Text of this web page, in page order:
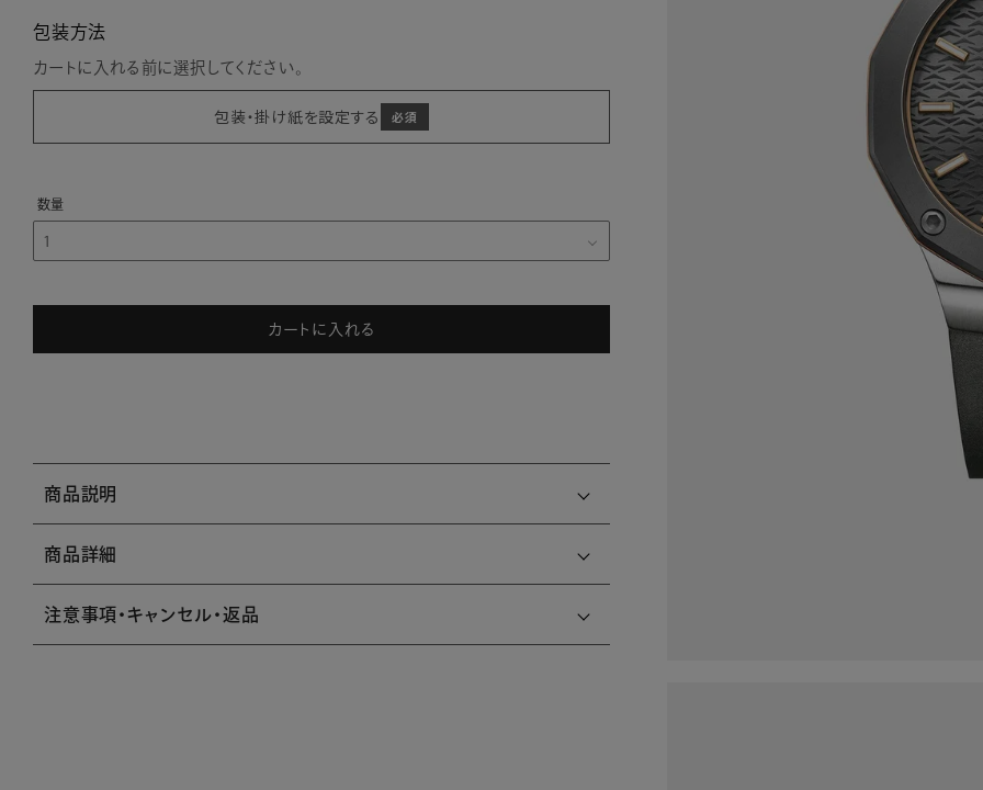
包装方法
カートに入れる前に選択してください。
包装・掛け紙を設定する
カートに入れる
商品説明
商品詳細
注意事項・キャンセル・返品